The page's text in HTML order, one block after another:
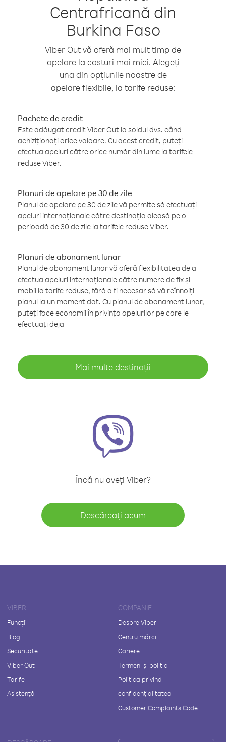
Centrafricană din
Burkina Faso
Viber Out vă oferă mai mult timp de
apelare la costuri mai mici. Alegeți
una din opțiunile noastre de
apelare flexibile, la tarife reduse:
Pachete de credit
Este adăugat credit Viber Out la soldul dvs. când
achiziționați orice valoare. Cu acest credit, puteți
efectua apeluri către orice număr din lume la tarifele
reduse Viber.
Planuri de apelare pe 30 de zile
Planul de apelare pe 30 de zile vă permite să efectuați
apeluri internaționale către destinația aleasă pe o
perioadă de 30 de zile la tarifele reduse Viber.
Planuri de abonament lunar
Planul de abonament lunar vă oferă flexibilitatea de a
efectua apeluri internaționale către numere de fix și
mobil la tarife reduse, fără a fi necesar să vă reînnoiți
planul la un moment dat. Cu planul de abonament lunar,
puteți face economii în privința apelurilor pe care le
efectuați deja
Mai multe destinații
Încă nu aveți Viber?
Descărcați acum
VIBER
Funcții
Blog
Securitate
Viber Out
Tarife
Asistență
COMPANIE
Despre Viber
Centru mărci
Cariere
Termeni și politici
Politica privind
confidențialitatea
Customer Complaints Code